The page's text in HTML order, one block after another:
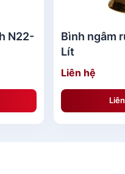
N22-
Bình ngâm
Lít
Liên hệ